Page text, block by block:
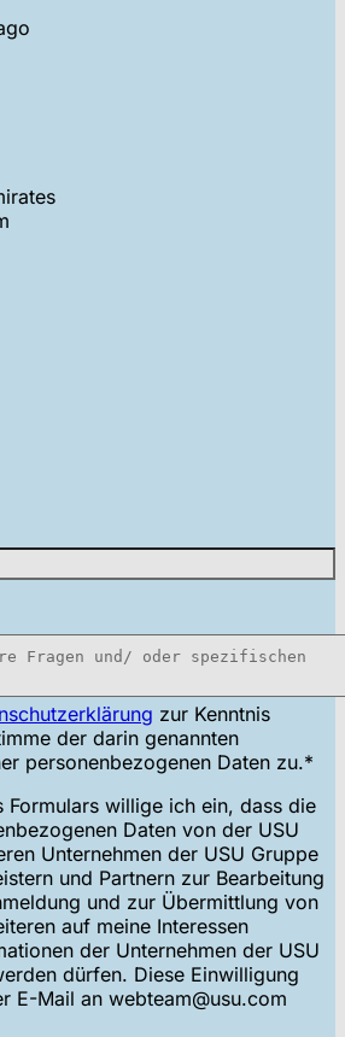
zur Kenntnis
der darin genannten
personenbezogenen Daten zu.*
Formulars willige ich ein, dass die
Daten von der USU
Unternehmen der USU Gruppe
und Partnern zur Bearbeitung
und zur Übermittlung von
auf meine Interessen
der Unternehmen der USU
dürfen. Diese Einwilligung
E-Mail an webteam@usu.com